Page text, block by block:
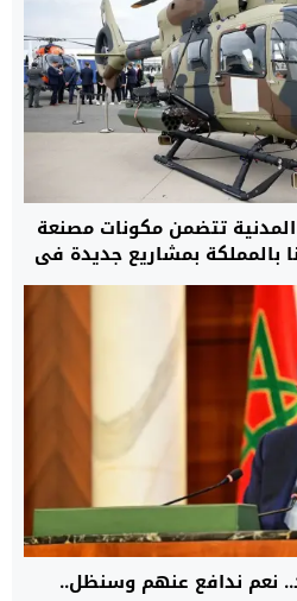
المدنية تتضمن مكونات مصنعة
بالمملكة بمشاريع جديدة في
المروحيات
نعم ندافع عنهم وسنظل..